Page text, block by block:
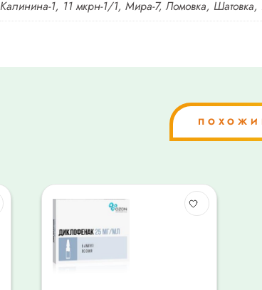
Калинина-1, 11 мкрн-1/1, Мира-7, Ломовка, Шатовка,